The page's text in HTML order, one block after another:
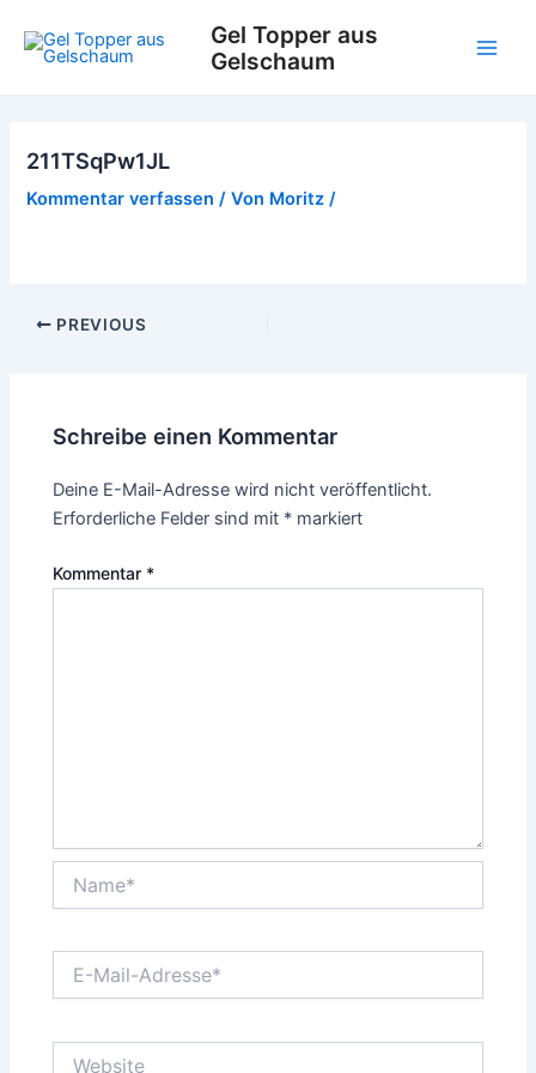
Inhalt
springen
Gel Topper aus
Gelschaum
211TSqPw1JL
Kommentar verfassen / Von Moritz/
Post
PREVIOUS
Schreibe einen Kommentar
Deine E-Mail-Adresse wird nicht veröffentlicht.
Erforderliche Felder sind mit * markiert
Kommentar *
Mail-